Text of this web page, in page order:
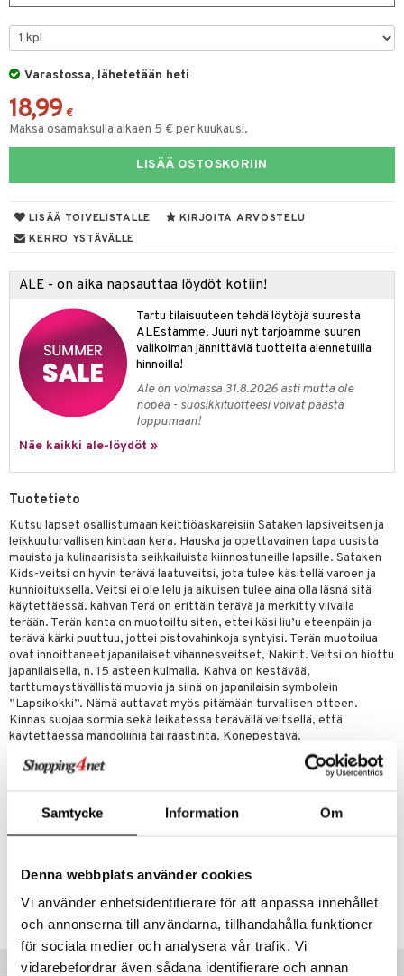
Samtycke Information Om
Denna webbplats använder cookies
Vi använder enhetsidentifierare för att anpassa innehållet
och annonserna till användarna, tillhandahålla funktioner
för sociala medier och analysera vår trafik. Vi
vidarebefordrar även sådana identifierare och annan
Varastossa, lähetetään heti
18,99 €
Maksa osamaksulla alkaen 5 € per kuukausi.
LISÄÄ OSTOSKORIIN
LISÄÄ TOIVELISTALLE
KIRJOITA ARVOSTELU
KERRO YSTÄVÄLLE
ALE - on aika napsauttaa löydöt kotiin!
Tartu tilaisuuteen tehdä löytöjä suuresta
ALEstamme. Juuri nyt tarjoamme suuren
valikoiman jännittäviä tuotteita alennetuilla
hinnoilla!
Ale on voimassa 31.8.2026 asti mutta ole
nopea - suosikkituotteesi voivat päästä
loppumaan!
Näe kaikki ale-löydöt »
Tuotetieto
Kutsu lapset osallistumaan keittiöaskareisiin Sataken lapsiveitsen ja
leikkuuturvallisen kintaan kera. Hauska ja opettavainen tapa uusista
mauista ja kulinaarisista seikkailuista kiinnostuneille lapsille. Sataken
Kids-veitsi on hyvin terävä laatuveitsi, jota tulee käsitellä varoen ja
kunnioituksella. Veitsi ei ole lelu ja aikuisen tulee aina olla läsnä sitä
käytettäessä. kahvan Terä on erittäin terävä ja merkitty viivalla
terään. Terän kanta on muotoiltu siten, ettei käsi liu’u eteenpäin ja
terävä kärki puuttuu, jottei pistovahinkoja syntyisi. Terän muotoilua
ovat innoittaneet japanilaiset vihannesveitset, Nakirit. Veitsi on hiottu
japanilaisella, n. 15 asteen kulmalla. Kahva on kestävää,
tarttumaystävällistä muovia ja siinä on japanilaisin symbolein
”Lapsikokki”. Nämä auttavat myös pitämään turvallisen otteen.
Kinnas suojaa sormia sekä leikatessa terävällä veitsellä, että
käytettäessä mandoliinia tai raastinta. Konepestävä.
Terän pituus: 14 cm
Kahva: tarttumaystävällinen muovi
Terä: Ruostumaton teräs 53-54 HRC
Tuotenumero
ICF12-1-XX
Suositut tuotteet
sisustus
tekstiilit
& Tyynyliinat
& Peitot
& Korit
& Veistokset
Art
& Lyhdyt
& Hyllyt
& Koukut
& Korit
tekstiilit
tekstiilit
tekstiilit
& Tyynyliinat
& Peitot
hyönteissuoja
ruokinta
& Lyhdyt